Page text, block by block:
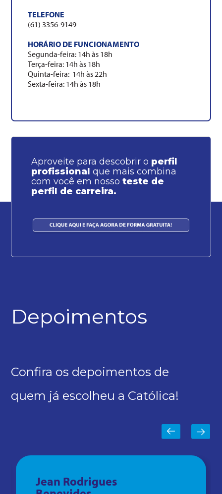
TELEFONE
(61) 3356-9149
HORÁRIO DE FUNCIONAMENTO
Segunda-feira: 14h às 18h
Terça-feira: 14h às 18h
Quinta-feira: 14h às 22h
Sexta-feira: 14h às 18h
Aproveite para descobrir o perfil
profissional que mais combina
com você em nossoteste de
perfil de carreira.
Depoimentos
Confira os depoimentos de
quem já escolheu a Católica!
Jean Rodrigues